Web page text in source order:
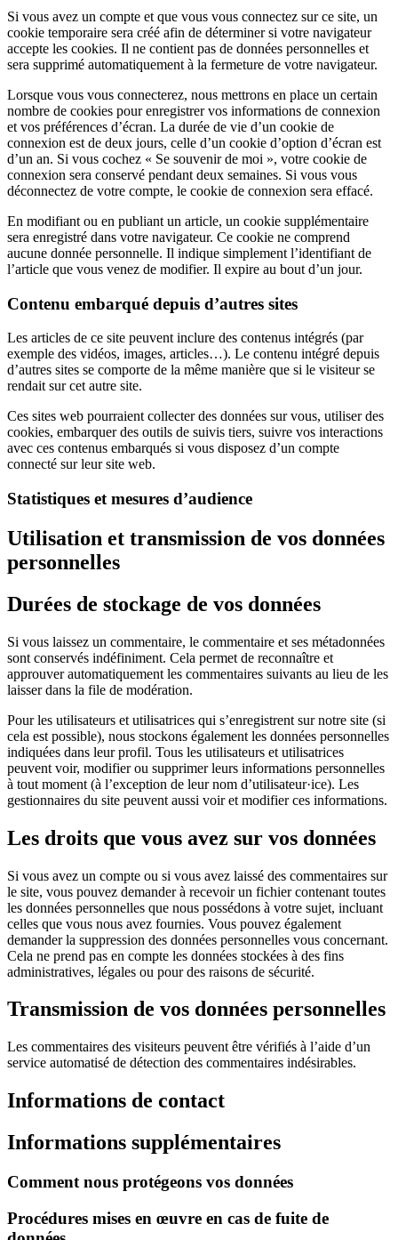
Si vous avez un compte et que vous vous connectez sur ce site, un
cookie temporaire sera créé afin de déterminer si votre navigateur
accepte les cookies. Il ne contient pas de données personnelles et
sera supprimé automatiquement à la fermeture de votre navigateur.
Lorsque vous vous connecterez, nous mettrons en place un certain
nombre de cookies pour enregistrer vos informations de connexion
et vos préférences d’écran. La durée de vie d’un cookie de
connexion est de deux jours, celle d’un cookie d’option d’écran est
d’un an. Si vous cochez « Se souvenir de moi », votre cookie de
connexion sera conservé pendant deux semaines. Si vous vous
déconnectez de votre compte, le cookie de connexion sera effacé.
En modifiant ou en publiant un article, un cookie supplémentaire
sera enregistré dans votre navigateur. Ce cookie ne comprend
aucune donnée personnelle. Il indique simplement l’identifiant de
l’article que vous venez de modifier. Il expire au bout d’un jour.
Contenu embarqué depuis d’autres sites
Les articles de ce site peuvent inclure des contenus intégrés (par
exemple des vidéos, images, articles…). Le contenu intégré depuis
d’autres sites se comporte de la même manière que si le visiteur se
rendait sur cet autre site.
Ces sites web pourraient collecter des données sur vous, utiliser des
cookies, embarquer des outils de suivis tiers, suivre vos interactions
avec ces contenus embarqués si vous disposez d’un compte
connecté sur leur site web.
Statistiques et mesures d’audience
Utilisation et transmission de vos données
personnelles
Durées de stockage de vos données
Si vous laissez un commentaire, le commentaire et ses métadonnées
sont conservés indéfiniment. Cela permet de reconnaître et
approuver automatiquement les commentaires suivants au lieu de les
laisser dans la file de modération.
Pour les utilisateurs et utilisatrices qui s’enregistrent sur notre site (si
cela est possible), nous stockons également les données personnelles
indiquées dans leur profil. Tous les utilisateurs et utilisatrices
peuvent voir, modifier ou supprimer leurs informations personnelles
à tout moment (à l’exception de leur nom d’utilisateur·ice). Les
gestionnaires du site peuvent aussi voir et modifier ces informations.
Les droits que vous avez sur vos données
Si vous avez un compte ou si vous avez laissé des commentaires sur
le site, vous pouvez demander à recevoir un fichier contenant toutes
les données personnelles que nous possédons à votre sujet, incluant
celles que vous nous avez fournies. Vous pouvez également
demander la suppression des données personnelles vous concernant.
Cela ne prend pas en compte les données stockées à des fins
administratives, légales ou pour des raisons de sécurité.
Transmission de vos données personnelles
Les commentaires des visiteurs peuvent être vérifiés à l’aide d’un
service automatisé de détection des commentaires indésirables.
Informations de contact
Informations supplémentaires
Comment nous protégeons vos données
Procédures mises en œuvre en cas de fuite de